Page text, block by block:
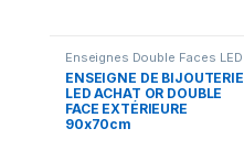
Enseignes Double Faces LED
ENSEIGNE DE BIJOUTERIE
LED ACHAT OR DOUBLE
FACE EXTÉRIEURE
90x70cm